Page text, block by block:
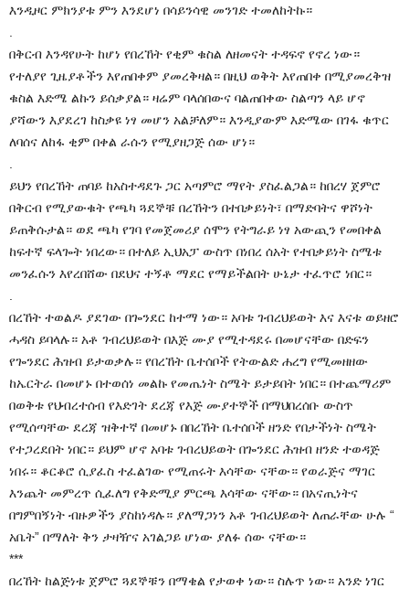
እንዲዞር ምክንያቱ ምን እንደሆነ በሳይንሳዊ መንገድ ተመለከትኩ።
በቅርብ እንዳየሁት ከሆነ የበረኸት የቂም ቁስል ለዘመናት ተዳፍኖ የኖረ ነው።
የተለያየ ጊዜያቶችን እየጠበቀም ያመረቅዛል። በዚህ ወቅት እየጠበቀ በሚያመረቅዝ
ቁስል እድሜ ልኩን ይሰቃያል። ዛሬም ባላሰበውና ባልጠበቀው ስልጣን ላይ ሆኖ
ያሻውን እያደረገ ከስቃዩ ነፃ መሆን አልቻለም። እንዲያውም እድሜው በገፋ ቁጥር
ለባሰና ለከፋ ቂም በቀል ራሱን የሚያዘጋጅ ሰው ሆነ።
ይህን የበረኸት ጠባይ ከአስተዳደጉ ጋር አጣምሮ ማየት ያስፈልጋል። ከበረሃ ጀምሮ
በቅርብ የሚያውቁት የጫካ ጓደኞቹ በረኸትን በተበቃይነት፣ በማድባትና ዋሾነት
ይጠቅሱታል። ወደ ጫካ የገባ የመጀመሪያ ሰሞን የትግራይ ነፃ አውጪን የመበቀል
ከፍተኛ ፍላጐት ነበረው። በተለይ ኢህአፓ ውስጥ በነበረ ሰአት የተበቃይነት ስሜቱ
መንፈሱን እየረበሸው በደህና ተኝቶ ማደር የማይችልበት ሁኔታ ተፈጥሮ ነበር።
በረኸት ተወልዶ ያደገው በጐንደር ከተማ ነው። አባቱ ገብረህይወት እና እናቱ ወይዘሮ
ሓዳስ ይባላሉ። አቶ ገብረህይወት በእጅ ሙያ የሚተዳደሩ በመሆናቸው በድፍን
የጐንደር ሕዝብ ይታወቃሉ። የበረኸት ቤተሰቦች የትውልድ ሐረግ የሚመዘዘው
ከኤርትራ በመሆኑ በተወሰነ መልኩ የመጤነት ስሜት ይታይበት ነበር። በተጨማሪም
በወቅቱ የህብረተሰብ የእድገት ደረጃ የእጅ ሙያተኞች በማህበረሰቡ ውስጥ
የሚሰጣቸው ደረጃ ዝቅተኛ በመሆኑ በበረኸት ቤተሰቦች ዘንድ የበታችነት ስሜት
የተጋረደበት ነበር። ይህም ሆኖ አባቱ ገብረህይወት በጐንደር ሕዝብ ዘንድ ተወዳጅ
ነበሩ። ቆርቆሮ ሲያፈስ ተፈልገው የሚጠሩት እሳቸው ናቸው። የወራጅና ማገር
እንጨት መምረጥ ሲፈለግ የቅድሚያ ምርጫ እሳቸው ናቸው። በአናጢነትና
በግምበኝነት ብዙዎችን ያስከነዳሉ። ያለማጋነን አቶ ገብረህይወት ለጠራቸው ሁሉ “
አቤት” በማለት ቅን ታዛዥና አገልጋይ ሆነው ያለፉ ሰው ናቸው።
***
በረኸት ከልጅነቱ ጀምሮ ጓደኞቹን በማቄል የታወቀ ነው። ስሉጥ ነው። አንድ ነገር